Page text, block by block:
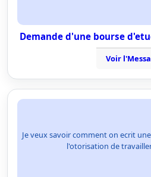
Demande d'une bourse
Voir
Je veux savoir comment on ecrit
l'otorisation de